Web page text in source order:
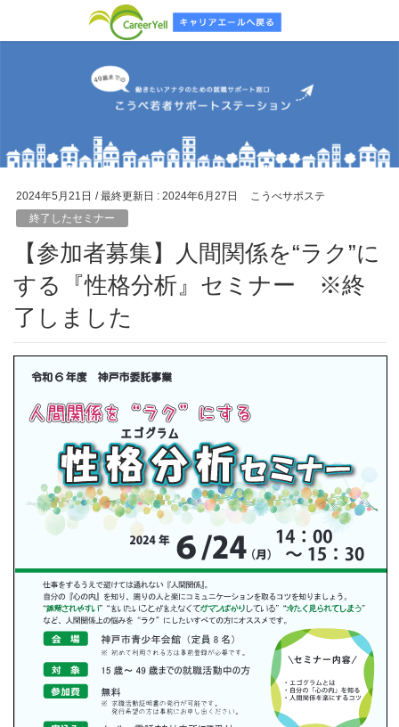
2024年5月21日 / 最終更新日 : 2024年6月27日
こうべサポステ
終了したセミナー
【参加者募集】人間関係を“ラク”に
する『性格分析』セミナー ※終
了しました